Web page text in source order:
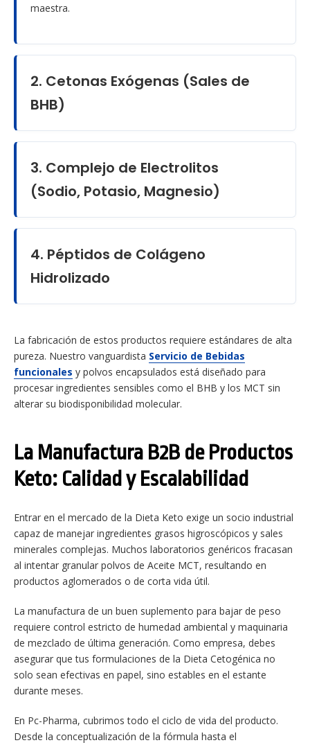
maestra.
2. Cetonas Exógenas (Sales de
BHB)
3. Complejo de Electrolitos
(Sodio, Potasio, Magnesio)
4. Péptidos de Colágeno
Hidrolizado
La fabricación de estos productos requiere estándares de alta
pureza. Nuestro vanguardista Servicio de Bebidas
funcionales y polvos encapsulados está diseñado para
procesar ingredientes sensibles como el BHB y los MCT sin
alterar su biodisponibilidad molecular.
La Manufactura B2B de Productos
Keto: Calidad y Escalabilidad
Entrar en el mercado de la Dieta Keto exige un socio industrial
capaz de manejar ingredientes grasos higroscópicos y sales
minerales complejas. Muchos laboratorios genéricos fracasan
al intentar granular polvos de Aceite MCT, resultando en
productos aglomerados o de corta vida útil.
La manufactura de un buen suplemento para bajar de peso
requiere control estricto de humedad ambiental y maquinaria
de mezclado de última generación. Como empresa, debes
asegurar que tus formulaciones de la Dieta Cetogénica no
solo sean efectivas en papel, sino estables en el estante
durante meses.
En Pc-Pharma, cubrimos todo el ciclo de vida del producto.
Desde la conceptualización de la fórmula hasta el